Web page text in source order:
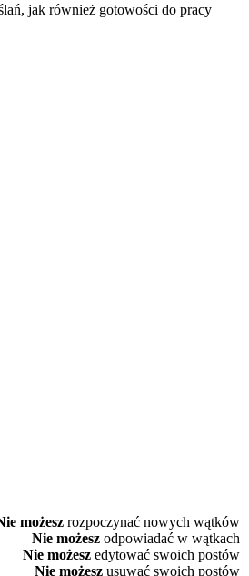
jak również gotowości do pracy
możesz rozpoczynać nowych wątków
Nie możesz odpowiadać w wątkach
Nie możesz edytować swoich postów
Nie możesz usuwać swoich postów